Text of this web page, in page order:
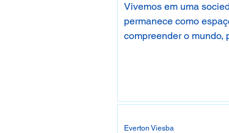
Vivemos em uma
permanece como
compreender o mundo,
Everton Viesba